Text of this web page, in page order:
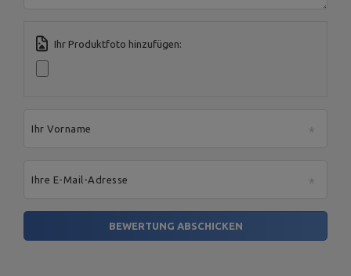
Hersteller
Ihr Produktfoto hinzufügen:
Ihr Vorname
Ihre E-Mail-Adresse
BEWERTUNG ABSCHICKEN